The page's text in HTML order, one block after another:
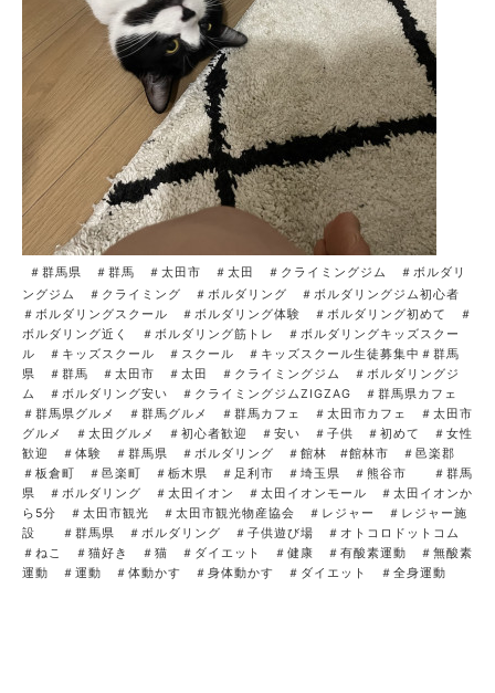
＃群馬県 ＃群馬 ＃太田市 ＃太田 ＃クライミングジム ＃ボルダリ
ングジム ＃クライミング ＃ボルダリング ＃ボルダリングジム初心者
＃ボルダリングスクール ＃ボルダリング体験 ＃ボルダリング初めて ＃
ボルダリング近く ＃ボルダリング筋トレ ＃ボルダリングキッズスクー
ル ＃キッズスクール ＃スクール ＃キッズスクール生徒募集中＃群馬
県 ＃群馬 ＃太田市 ＃太田 ＃クライミングジム ＃ボルダリングジ
ム ＃ボルダリング安い ＃クライミングジムZIGZAG ＃群馬県カフェ
＃群馬県グルメ ＃群馬グルメ ＃群馬カフェ ＃太田市カフェ ＃太田市
グルメ ＃太田グルメ ＃初心者歓迎 ＃安い ＃子供 ＃初めて ＃女性
歓迎 ＃体験 ＃群馬県 ＃ボルダリング ＃館林 #館林市 ＃邑楽郡
＃板倉町 ＃邑楽町 ＃栃木県 ＃足利市 ＃埼玉県 ＃熊谷市 ＃群馬
県 ＃ボルダリング ＃太田イオン ＃太田イオンモール ＃太田イオンか
ら5分 ＃太田市観光 ＃太田市観光物産協会 ＃レジャー ＃レジャー施
設 ＃群馬県 ＃ボルダリング ＃子供遊び場 ＃オトコロドットコム
＃ねこ ＃猫好き ＃猫 ＃ダイエット ＃健康 ＃有酸素運動 ＃無酸素
運動 ＃運動 ＃体動かす ＃身体動かす ＃ダイエット ＃全身運動